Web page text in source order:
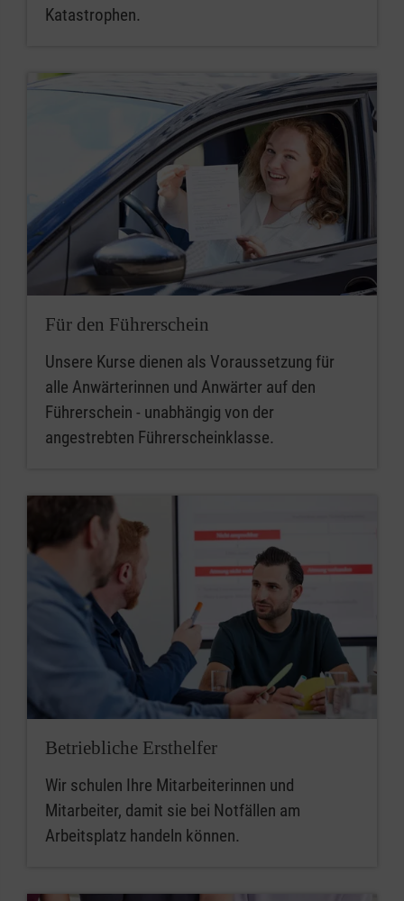
Katastrophen.
Für den Führerschein
Unsere Kurse dienen als Voraussetzung für
alle Anwärterinnen und Anwärter auf den
Führerschein - unabhängig von der
angestrebten Führerscheinklasse.
Betriebliche Ersthelfer
Wir schulen Ihre Mitarbeiterinnen und
Mitarbeiter, damit sie bei Notfällen am
Arbeitsplatz handeln können.